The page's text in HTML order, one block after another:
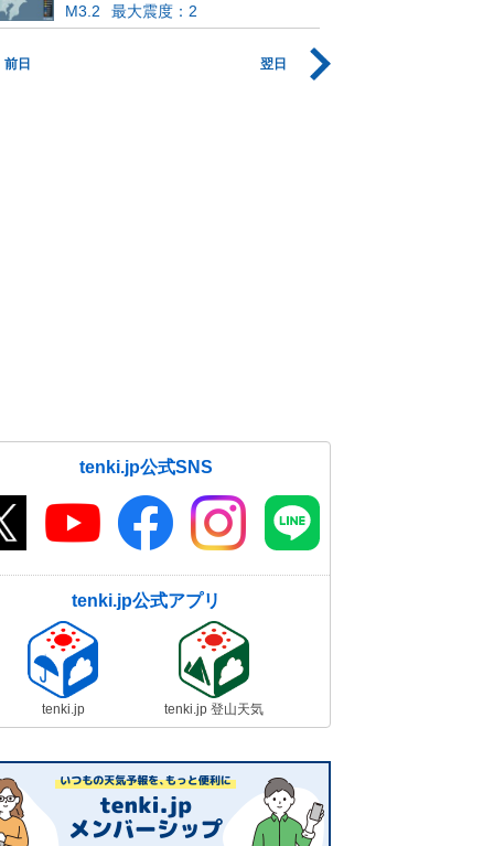
M3.2
最大震度：2
前日 翌日
tenki.jp公式SNS
tenki.jp公式アプリ
tenki.jp tenki.jp 登山天気